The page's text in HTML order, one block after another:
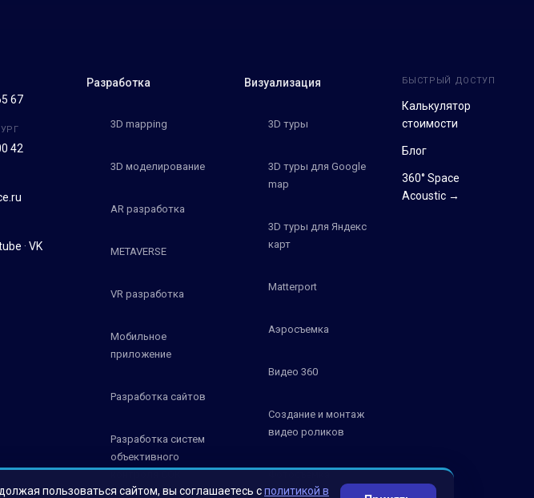
67
42
· VK
Разработка
3D mapping
3D моделирование
AR разработка
METAVERSE
VR разработка
Мобильное
приложение
Разработка сайтов
Разработка систем
объективного
Визуализация
3D туры
3D туры для Google
map
3D туры для Яндекс
карт
Matterport
Аэросъемка
Видео 360
Создание и монтаж
видео роликов
БЫСТРЫЙ ДОСТУП
Калькулятор
стоимости
Блог
360° Space
Acoustic →
пользоваться сайтом, вы соглашаетесь сполитикой в